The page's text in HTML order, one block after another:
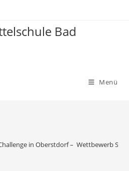
Bad
Menü
in Oberstdorf – Wettbewerb Ski